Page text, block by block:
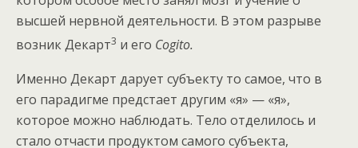
высшей нервной деятельности. В этом разрыве
возник Декарт3 и его Cogito.
Именно Декарт дарует субъекту то самое, что в
его парадигме предстает другим «я» — «я»,
которое можно наблюдать. Тело отделилось и
стало отчасти продуктом самого субъекта,